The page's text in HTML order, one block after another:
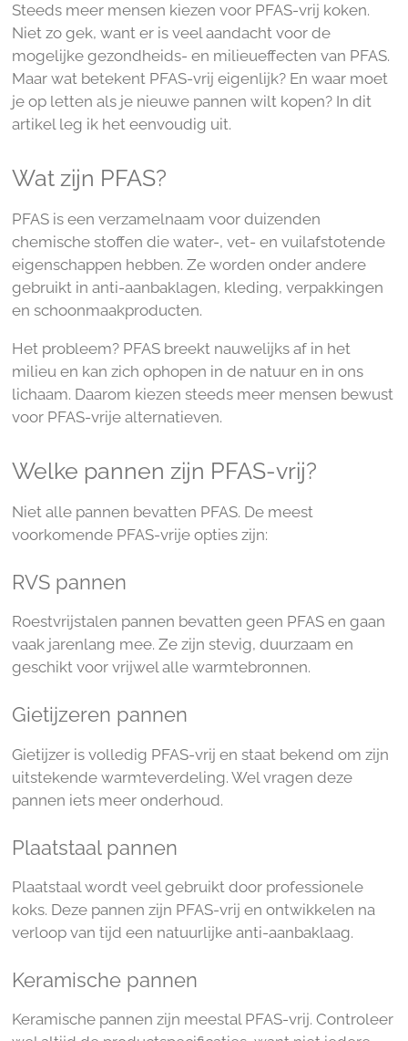
Steeds meer mensen kiezen voor PFAS-vrij koken.
Niet zo gek, want er is veel aandacht voor de
mogelijke gezondheids- en milieueffecten van PFAS.
Maar wat betekent PFAS-vrij eigenlijk? En waar moet
je op letten als je nieuwe pannen wilt kopen? In dit
artikel leg ik het eenvoudig uit.
Wat zijn PFAS?
PFAS is een verzamelnaam voor duizenden
chemische stoffen die water-, vet- en vuilafstotende
eigenschappen hebben. Ze worden onder andere
gebruikt in anti-aanbaklagen, kleding, verpakkingen
en schoonmaakproducten.
Het probleem? PFAS breekt nauwelijks af in het
milieu en kan zich ophopen in de natuur en in ons
lichaam. Daarom kiezen steeds meer mensen bewust
voor PFAS-vrije alternatieven.
Welke pannen zijn PFAS-vrij?
Niet alle pannen bevatten PFAS. De meest
voorkomende PFAS-vrije opties zijn:
RVS pannen
Roestvrijstalen pannen bevatten geen PFAS en gaan
vaak jarenlang mee. Ze zijn stevig, duurzaam en
geschikt voor vrijwel alle warmtebronnen.
Gietijzeren pannen
Gietijzer is volledig PFAS-vrij en staat bekend om zijn
uitstekende warmteverdeling. Wel vragen deze
pannen iets meer onderhoud.
Plaatstaal pannen
Plaatstaal wordt veel gebruikt door professionele
koks. Deze pannen zijn PFAS-vrij en ontwikkelen na
verloop van tijd een natuurlijke anti-aanbaklaag.
Keramische pannen
Keramische pannen zijn meestal PFAS-vrij. Controleer